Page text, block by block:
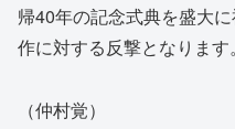
帰40年の記念式典を盛大
作に対する反撃となります。
（仲村覚）